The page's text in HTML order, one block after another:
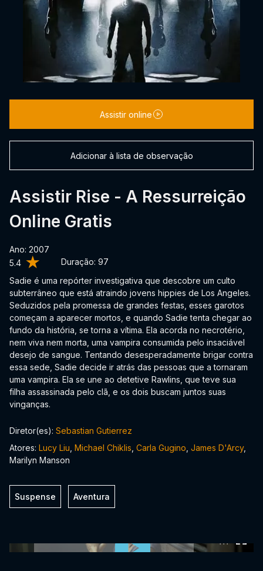
5.4 Duração: 97
Assistir Rise - A Ressurreição
Online Gratis
Ano: 2007
Sadie é uma repórter investigativa que descobre um culto
subterrâneo que está atraindo jovens hippies de Los Angeles.
Seduzidos pela promessa de grandes festas, esses garotos
começam a aparecer mortos, e quando Sadie tenta chegar ao
fundo da história, se torna a vítima. Ela acorda no necrotério,
nem viva nem morta, uma vampira consumida pelo insaciável
desejo de sangue. Tentando desesperadamente brigar contra
essa sede, Sadie decide ir atrás das pessoas que a tornaram
uma vampira. Ela se une ao detetive Rawlins, que teve sua
filha assassinada pelo clã, e os dois buscam juntos suas
vinganças.
Assistir online
Adicionar à lista de observação
Diretor(es): Sebastian Gutierrez
Atores: Lucy Liu Michael Chiklis Carla Gugino James D'Arcy,
Marilyn Manson
Suspense Aventura